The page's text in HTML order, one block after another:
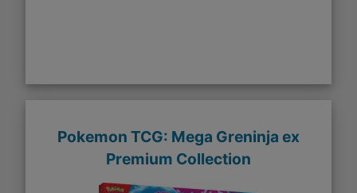
Pokemon TCG: Mega Greninja ex
Premium Collection